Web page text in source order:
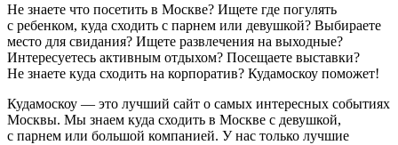
Не знаете что посетить в Москве? Ищете где погулять
с ребенком, куда сходить с парнем или девушкой? Выбираете
место для свидания? Ищете развлечения на выходные?
Интересуетесь активным отдыхом? Посещаете выставки?
Не знаете куда сходить на корпоратив? Кудамоскоу поможет!
Кудамоскоу — это лучший сайт о самых интересных событиях
Москвы. Мы знаем куда сходить в Москве с девушкой,
с парнем или большой компанией. У нас только лучшие